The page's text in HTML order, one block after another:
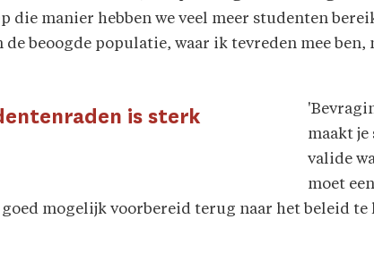
manier hebben we veel meer studenten
beoogde populatie, waar ik tevreden mee
is sterk
maakt
valide
moet
mogelijk voorbereid terug naar het beleid te